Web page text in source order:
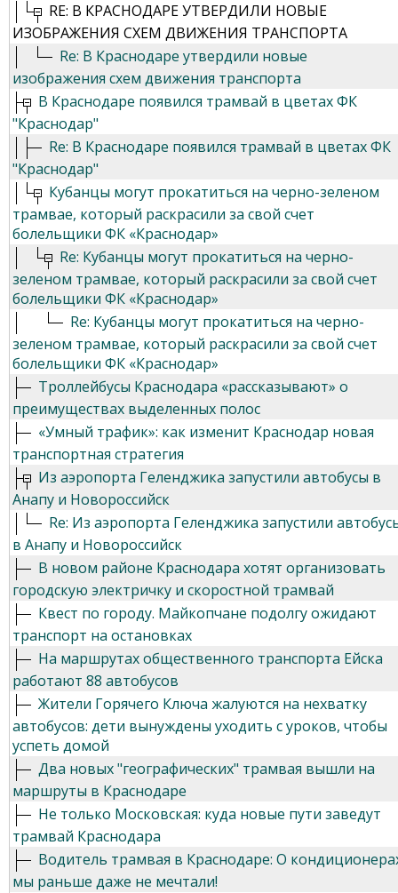
RE: В КРАСНОДАРЕ УТВЕРДИЛИ НОВЫЕ
ИЗОБРАЖЕНИЯ СХЕМ ДВИЖЕНИЯ ТРАНСПОРТА
Re: В Краснодаре утвердили новые
изображения схем движения транспорта
В Краснодаре появился трамвай в цветах ФК
"Краснодар"
Re: В Краснодаре появился трамвай в цветах ФК
"Краснодар"
Кубанцы могут прокатиться на черно-зеленом
трамвае, который раскрасили за свой счет
болельщики ФК «Краснодар»
Re: Кубанцы могут прокатиться на черно-
зеленом трамвае, который раскрасили за свой счет
болельщики ФК «Краснодар»
Re: Кубанцы могут прокатиться на черно-
зеленом трамвае, который раскрасили за свой счет
болельщики ФК «Краснодар»
Троллейбусы Краснодара «рассказывают» о
преимуществах выделенных полос
«Умный трафик»: как изменит Краснодар новая
транспортная стратегия
Из аэропорта Геленджика запустили автобусы в
Анапу и Новороссийск
Re: Из аэропорта Геленджика запустили
в Анапу и Новороссийск
В новом районе Краснодара хотят организовать
городскую электричку и скоростной трамвай
Квест по городу. Майкопчане подолгу ожидают
транспорт на остановках
На маршрутах общественного транспорта Ейска
работают 88 автобусов
Жители Горячего Ключа жалуются на нехватку
автобусов: дети вынуждены уходить с уроков, чтобы
успеть домой
Два новых "географических" трамвая вышли на
маршруты в Краснодаре
Не только Московская: куда новые пути заведут
трамвай Краснодара
Водитель трамвая в Краснодаре: О
мы раньше даже не мечтали!